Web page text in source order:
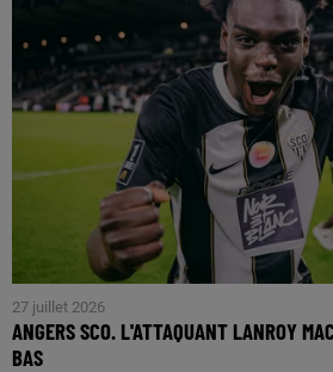
27 juillet 2026
ANGERS SCO. L'ATTAQUANT LANROY
BAS